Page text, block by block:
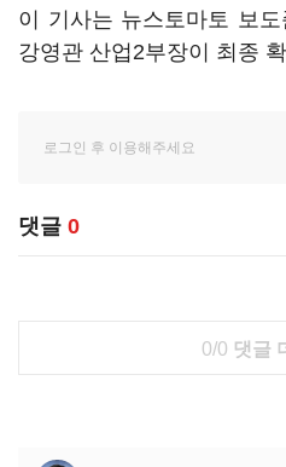
이 기사는 뉴스토마토 보
강영관 산업2부장이 최종
댓글 0
0/0 댓글